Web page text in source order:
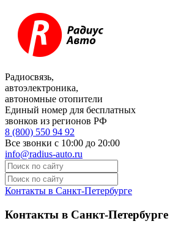
Радиосвязь,
автоэлектроника,
автономные отопители
Единый номер для бесплатных
звонков из регионов РФ
8 (800) 550 94 92
Все звонки с 10:00 до 20:00
info@radius-auto.ru
Контакты в Санкт-Петербурге
Контакты в Санкт-Петербурге